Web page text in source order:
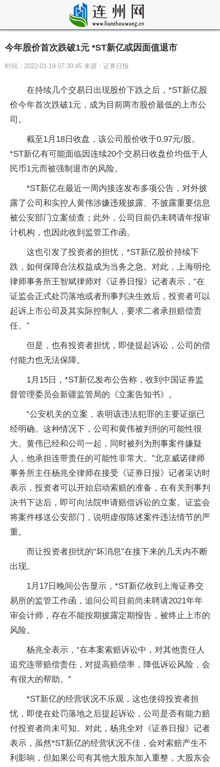
今年股价首次跌破1元 *ST新亿或因面值退市
时间：2022-01-19 07:30:45 来源：证券日报
在持续几个交易日出现股价下跌之后，*ST新亿股
价今年首次跌破1元，成为目前两市股价最低的上市公
司。
截至1月18日收盘，该公司股价收于0.97元/股。
*ST新亿有可能面临因连续20个交易日收盘价均低于人
民币1元而被强制退市的风险。
*ST新亿在最近一周内接连发布多项公告，对外披
露了公司和实控人黄伟涉嫌违规披露、不披露重要信息
被公安部门立案侦查；此外，公司目前仍未聘请年报审
计机构，也因此收到监管工作函。
这也引发了投资者的担忧，*ST新亿股价持续下
跌，如何保障合法权益成为当务之急。对此，上海明伦
律师事务所王智斌律师对《证券日报》记者表示，“在
证监会正式处罚落地或者刑事判决生效后，投资者可以
起诉上市公司及其实际控制人，要求二者承担赔偿责
任。”
但是，也有投资者担忧，即使提起诉讼，公司的偿
付能力也无法保障。
1月15日，*ST新亿发布公告称，收到中国证券监
督管理委员会新疆监管局的《立案告知书》。
“公安机关的立案，表明该违法犯罪的主要证据已
经明确。这种情况下，公司和黄伟被判刑的可能性很
大。黄伟已经和公司一起，同时被列为刑事案件嫌疑
人，他承担连带责任的可能性非常大。”北京威诺律师
事务所主任杨兆全律师在接受《证券日报》记者采访时
表示，投资者可以开始启动索赔的准备，在有关刑事判
决书下达后，即可向法院申请赔偿诉讼的立案。证监会
将案件移送公安部门，说明虚假陈述案件违法情节的严
重。
而让投资者担忧的“坏消息”在接下来的几天内不断
出现。
1月17日晚间公告显示，*ST新亿收到上海证券交
易所的监管工作函，追问公司目前尚未聘请2021年年
审会计师，存在不能按期披露定期报告，被终止上市的
风险。
杨兆全表示，“在本案索赔诉讼中，对其他责任人
追究连带赔偿责任，对提高赔偿率，降低诉讼风险，会
有很大的帮助。”
*ST新亿的经营状况不乐观，这也使得投资者担
忧，即使在处罚落地之后提起诉讼，公司是否有能力赔
付投资者尚未可知。对此，杨兆全对《证券日报》记者
表示，虽然*ST新亿的经营状况不佳，会对索赔产生不
利影响，但如果公司有其他大股东加入重整，大股东会